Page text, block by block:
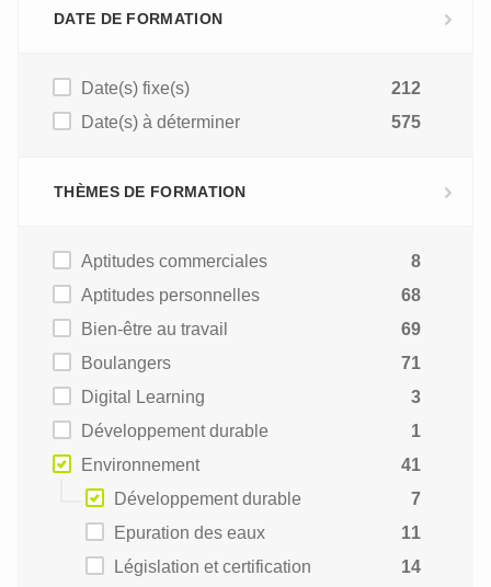
DATE DE FORMATION
Date(s) fixe(s)
212
Date(s) à déterminer
575
THÈMES DE FORMATION
Aptitudes commerciales
8
Aptitudes personnelles
68
Bien-être au travail
69
Boulangers
71
Digital Learning
3
Développement durable
1
Environnement
41
Développement durable
7
Epuration des eaux
11
Législation et certification
14